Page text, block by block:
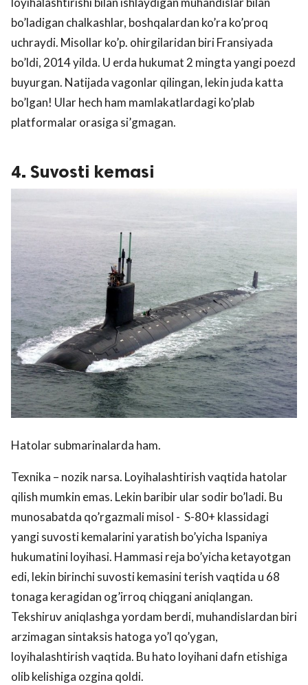
bo’ladigan chalkashlar, boshqalardan ko’ra ko’proq
uchraydi. Misollar ko’p. ohirgilaridan biri Fransiyada
bo’ldi, 2014 yilda. U erda hukumat 2 mingta yangi poezd
buyurgan. Natijada vagonlar qilingan, lekin juda katta
bo’lgan! Ular hech ham mamlakatlardagi ko’plab
platformalar orasiga si’gmagan.
4. Suvosti kemasi
Hatolar submarinalarda ham.
Texnika – nozik narsa. Loyihalashtirish vaqtida hatolar
qilish mumkin emas. Lekin baribir ular sodir bo’ladi. Bu
munosabatda qo’rgazmali misol - S-80+ klassidagi
yangi suvosti kemalarini yaratish bo’yicha Ispaniya
hukumatini loyihasi. Hammasi reja bo’yicha ketayotgan
edi, lekin birinchi suvosti kemasini terish vaqtida u 68
tonaga keragidan og’irroq chiqgani aniqlangan.
Tekshiruv aniqlashga yordam berdi, muhandislardan biri
arzimagan sintaksis hatoga yo’l qo’ygan,
loyihalashtirish vaqtida. Bu hato loyihani dafn etishiga
olib kelishiga ozgina qoldi.